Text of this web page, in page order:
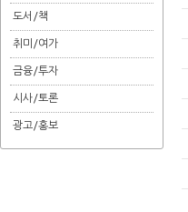
도서/책
취미/여가
금융/투자
시사/토론
광고/홍보